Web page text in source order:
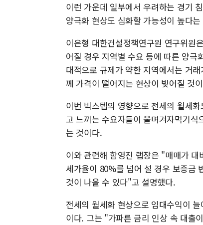
이런 가운데 일부에서 우려하는 경기
양극화 현상도 심화할 가능성이 높다
이은형 대한건설정책연구원 연구위원
어질 경우 지역별 수요 등에 따른 양
대적으로 규제가 약한 지역에서는 거
께 가격이 떨어지는 현상이 빚어질 것
이번 빅스텝의 영향으로 전세의 월세
고 느끼는 수요자들이 울며겨자먹기
는 것이다.
이와 관련해 함영진 랩장은 "매매가 대
세가율이 80%를 넘어 설 경우 보증금
것이 나을 수 있다"고 설명했다.
전세의 월세화 현상으로 임대수익이
이다. 그는 "가파른 금리 인상 속 대출